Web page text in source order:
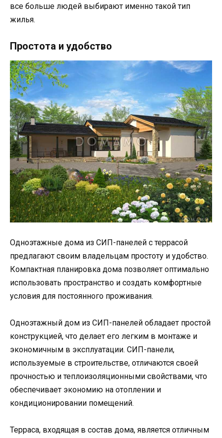
все больше людей выбирают именно такой тип
жилья.
Простота и удобство
Одноэтажные дома из СИП-панелей с террасой
предлагают своим владельцам простоту и удобство.
Компактная планировка дома позволяет оптимально
использовать пространство и создать комфортные
условия для постоянного проживания.
Одноэтажный дом из СИП-панелей обладает простой
конструкцией, что делает его легким в монтаже и
экономичным в эксплуатации. СИП-панели,
используемые в строительстве, отличаются своей
прочностью и теплоизоляционными свойствами, что
обеспечивает экономию на отоплении и
кондиционировании помещений.
Терраса, входящая в состав дома, является отличным